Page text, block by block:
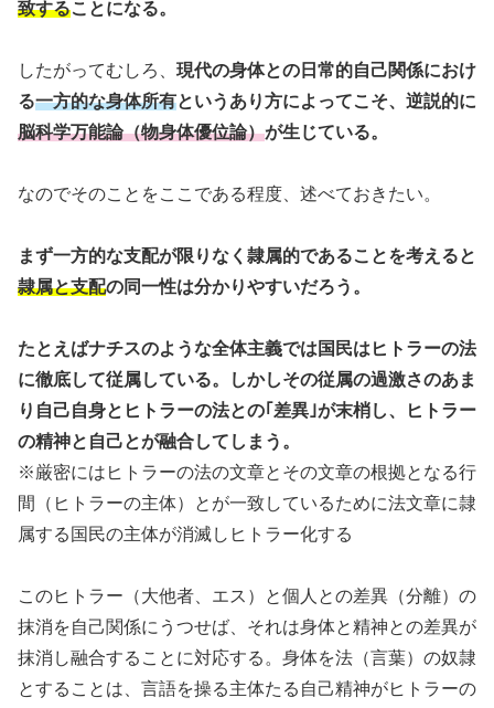
致することになる。
したがってむしろ、 現代の身体との日常的自己関係におけ
る一方的な身体所有というあり方によってこそ、逆説的に
脳科学万能論（物身体優位論）が生じている。
なのでそのことをここである程度、述べておきたい。
まず一方的な支配が限りなく隷属的であることを考えると
隷属と支配の同一性は分かりやすいだろう。
たとえばナチスのような全体主義では国民はヒトラーの法
に徹底して従属している。しかしその従属の過激さのあま
り自己自身とヒトラーの法との｢差異｣が末梢し、ヒトラー
の精神と自己とが融合してしまう。
※厳密にはヒトラーの法の文章とその文章の根拠となる行
間（ヒトラーの主体）とが一致しているために法文章に隷
属する国民の主体が消滅しヒトラー化する
このヒトラー（大他者、エス）と個人との差異（分離）の
抹消を自己関係にうつせば、それは身体と精神との差異が
抹消し融合することに対応する。身体を法（言葉）の奴隷
とすることは、言語を操る主体たる自己精神がヒトラーの